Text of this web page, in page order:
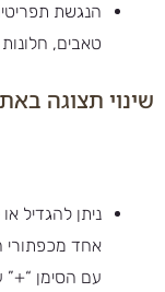
הנגשת
טאבים,
שינוי תצוגה
ניתן להגדיל
עם הסימן “+”